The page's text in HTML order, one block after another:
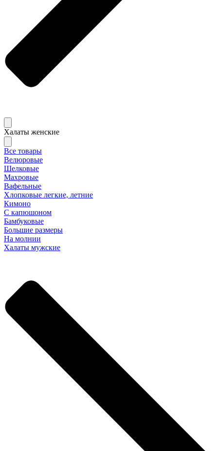
Халаты женские
Все товары
Велюровые
Шелковые
Махровые
Вафельные
Хлопковые легкие, летние
Кимоно
С капюшоном
Бамбуковые
Большие размеры
На молнии
Халаты мужские